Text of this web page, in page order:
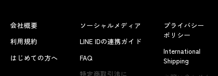
よくあるお問い合わせ
会社概要
利用規約
はじめての方へ
ソーシャルメディア
LINE IDの連携ガイド
FAQ
特定商取引法に
プライバシー
ポリシー
International
Shipping